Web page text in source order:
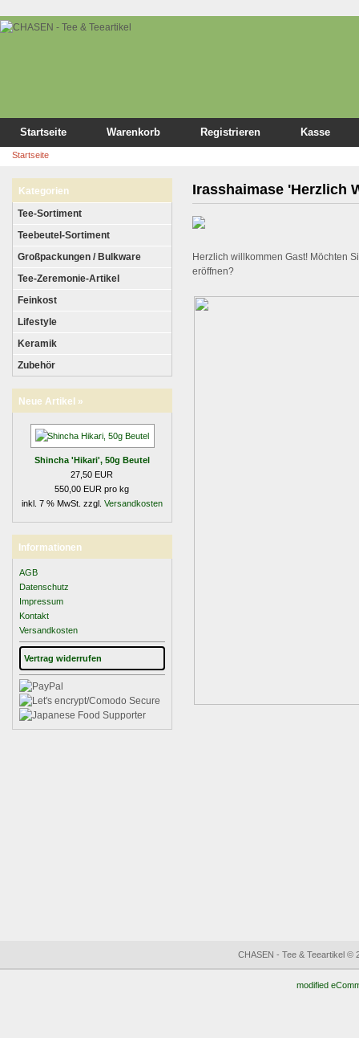
Startseite Warenkorb Registrieren Kasse
Startseite
Kategorien
Tee-Sortiment
Teebeutel-Sortiment
Großpackungen / Bulkware
Tee-Zeremonie-Artikel
Feinkost
Lifestyle
Keramik
Zubehör
Neue Artikel »
Shincha 'Hikari', 50g Beutel
27,50 EUR
550,00 EUR pro kg
inkl. 7 % MwSt. zzgl. Versandkosten
Informationen
AGB
Datenschutz
Impressum
Kontakt
Versandkosten
Vertrag widerrufen
Irasshaimase 'Herzlich
Herzlich willkommen Gast! Möchten
eröffnen?
CHASEN - Tee & Teeartikel ©
modified